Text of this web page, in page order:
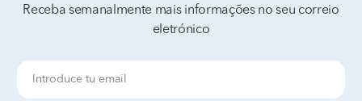
Receba semanalmente mais informações no seu correio
eletrónico